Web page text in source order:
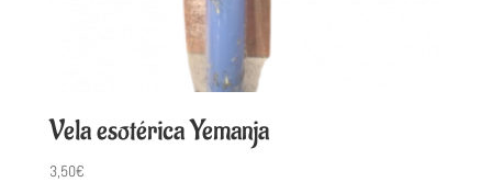
Vela esotérica Yemanja
3,50€